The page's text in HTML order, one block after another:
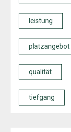
leistung
platzangebot
qualität
tiefgang